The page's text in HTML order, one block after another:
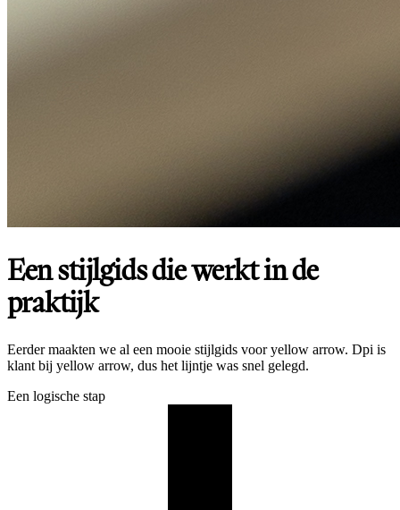
Een stijlgids die werkt in de
praktijk
Eerder maakten we al een mooie stijlgids voor yellow arrow. Dpi is
klant bij yellow arrow, dus het lijntje was snel gelegd.
Een logische stap